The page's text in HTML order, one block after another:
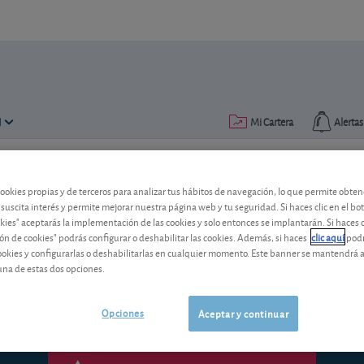
Alertas
Mi Cartera
lectura: 2 min.
Carteras modelo en mayo:
Los claro oscuros con los que cerraron
hicieron que en mayo nuestras
propias y de terceros para analizar tus hábitos de navegación, lo que permite
interés y permite mejorar nuestra página web y tu seguridad. Si haces clic en el
aceptarás la implementación de las cookies y solo entonces se implantarán. Si haces
de cookies" podrás configurar o deshabilitar las cookies. Además, si haces clic aquí
y configurarlas o deshabilitarlas en cualquier momento. Este banner se mantendrá
de estas dos opciones.
Aceptar y continuar
Opciones